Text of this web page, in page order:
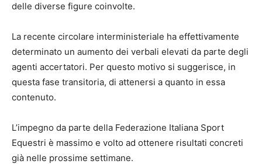
delle diverse figure coinvolte.
La recente circolare interministeriale ha effettivamente
determinato un aumento dei verbali elevati da parte degli
agenti accertatori. Per questo motivo si suggerisce, in
questa fase transitoria, di attenersi a quanto in essa
contenuto.
L’impegno da parte della Federazione Italiana Sport
Equestri è massimo e volto ad ottenere risultati concreti
già nelle prossime settimane.